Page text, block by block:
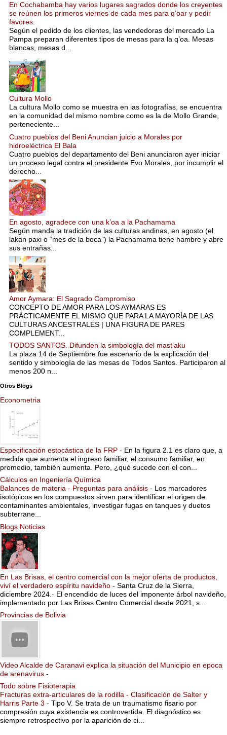
En Cochabamba hay varios lugares sagrados donde los creyentes
se reúnen los primeros viernes de cada mes para q’oar y pedir
favores.
Según el pedido de los clientes, las vendedoras del mercado La
Pampa preparan diferentes tipos de mesas para la q’oa. Mesas
blancas, mesas d...
Cultura Mollo
La cultura Mollo como se muestra en las fotografías, se encuentra
en la comunidad del mismo nombre como es la de Mollo Grande,
perteneciente...
Cuatro pueblos del Beni Anuncian juicio a Morales por
hidroeléctrica El Bala
Cuatro pueblos del departamento del Beni anunciaron ayer iniciar
un proceso legal contra el presidente Evo Morales, por incumplir el
derecho...
En agosto, agradece con una k’oa a la Pachamama
Según manda la tradición de las culturas andinas, en agosto (el
lakan paxi o “mes de la boca”) la Pachamama tiene hambre y abre
sus entrañas...
Amor Aymara: El Sagrado Compromiso
CONCEPTO DE AMOR PARA LOS AYMARAS ES
PRÁCTICAMENTE EL MISMO QUE PARA LA MAYORÍA DE LAS
CULTURAS ANCESTRALES | UNA FIGURA DE PARES
COMPLEMENT...
TODOS SANTOS. Difunden la simbología del mast’aku
La plaza 14 de Septiembre fue escenario de la explicación del
sentido y simbología de las mesas de Todos Santos. Participaron al
menos 200 n...
Otros Blogs
Econometria
Especificación estocástica de la FRP - En la figura 2.1 es claro que, a
medida que aumenta el ingreso familiar, el consumo familiar, en
promedio, también aumenta. Pero, ¿qué sucede con el con...
Cálculos en Ingeniería Química
Balances de materia - Preguntas para análisis - Los marcadores
isotópicos en los compuestos sirven para identificar el origen de
contaminantes ambientales, investigar fugas en tanques y duetos
subterrane...
Blogs Noticias
En Las Brisas, el centro comercial con la mejor oferta de productos,
viví el verdadero espíritu navideño - Santa Cruz de la Sierra,
diciembre 2024.- El encendido de luces del imponente árbol navideño,
implementado por Las Brisas Centro Comercial desde 2021, s...
Provincias de Bolivia
Video Alcalde de Caranavi explica la situación del Municipio en epoca
de arenavirus -
Todo sobre Fisioterapia
Fracturas extra-articulares de la rodilla - Clasificación de Salter y
Harris Parte 3 - Tipo V. Se trata de un traumatismo fisario por
compresión cuya existencia es controvertida. El diagnóstico es
siempre retrospectivo por la aparición de ci...